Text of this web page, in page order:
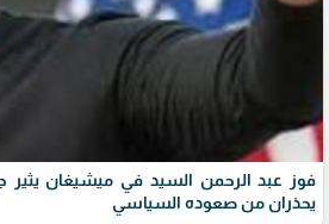
فوز عبد الرحمن السيد في ميشيغان
يحذران من صعوده السياسي